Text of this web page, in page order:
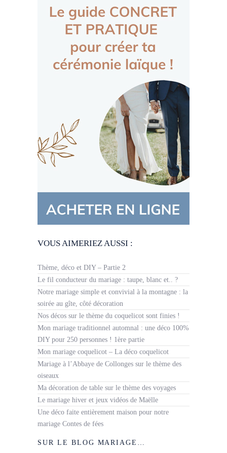
VOUS AIMERIEZ AUSSI :
Thème, déco et DIY – Partie 2
Le fil conducteur du mariage : taupe, blanc et.. ?
Notre mariage simple et convivial à la montagne : la
soirée au gîte, côté décoration
Nos décos sur le thème du coquelicot sont finies !
Mon mariage traditionnel automnal : une déco 100%
DIY pour 250 personnes ! 1ère partie
Mon mariage coquelicot – La déco coquelicot
Mariage à l’Abbaye de Collonges sur le thème des
oiseaux
Ma décoration de table sur le thème des voyages
Le mariage hiver et jeux vidéos de Maëlle
Une déco faite entièrement maison pour notre
mariage Contes de fées
SUR LE BLOG MARIAGE…